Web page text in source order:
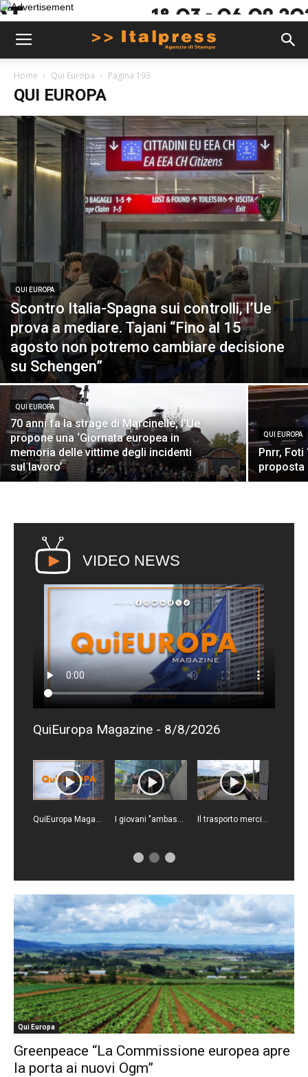
Home Qui Europa Pagina 193
QUI EUROPA
QUI EUROPA
Scontro Italia-Spagna sui controlli, l’Ue
prova a mediare. Tajani “Fino al 15
agosto non potremo cambiare decisione
su Schengen”
QUI EUROPA
70 anni fa la strage di Marcinelle, l’Ue
propone una ‘Giornata europea in
memoria delle vittime degli incidenti
sul lavoro’
QUI EUROPA
Pnrr, Foti
proposta
VIDEO NEWS
QuiEuropa Magazine - 8/8/2026
QuiEuropa Magazine - 1/8/2026 I giovani "ambasciatori” dell’Ue trasformano la bioeconomia in progetti concreti Il trasporto merci su vie navigabili in calo nell'Unione europea
Qui Europa
Greenpeace “La Commissione europea apre
la porta ai nuovi Ogm”